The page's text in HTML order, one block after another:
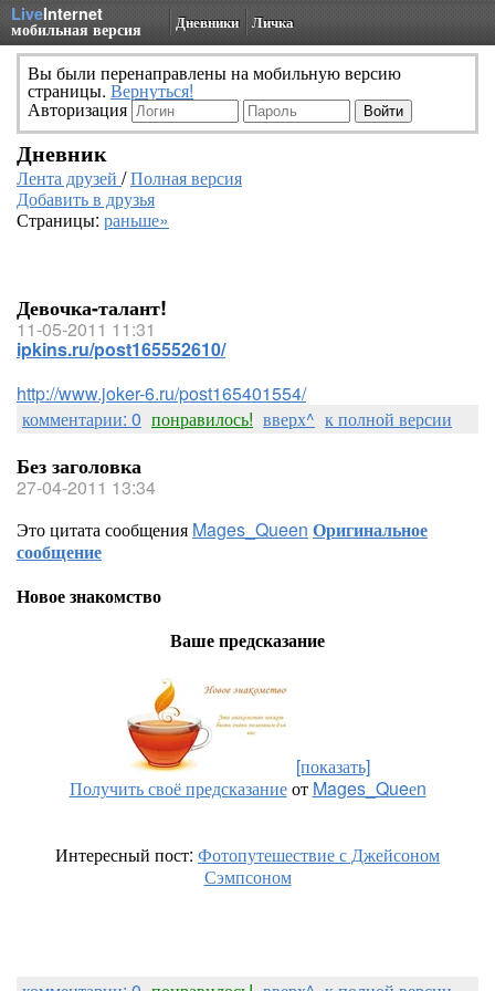
LiveInternet
мобильная версия Дневники Личка
Вы были перенаправлены на мобильную версию
страницы. Вернуться!
Авторизация
Дневник
Лента друзей /Полная версия
Добавить в друзья
Страницы: раньше»
Девочка-талант!
11-05-2011 11:31
ipkins.ru/post165552610/
http://www.joker-6.ru/post165401554/
комментарии: 0 понравилось! вверх^ к полной версии
Без заголовка
27-04-2011 13:34
Это цитата сообщения Mages_Queen Оригинальное
сообщение
Новое знакомство
Ваше предсказание
[показать]
Получить своё предсказаниеот Mages_Queеn
Интересный пост: Фотопутешествие с Джейсоном
Сэмпсоном